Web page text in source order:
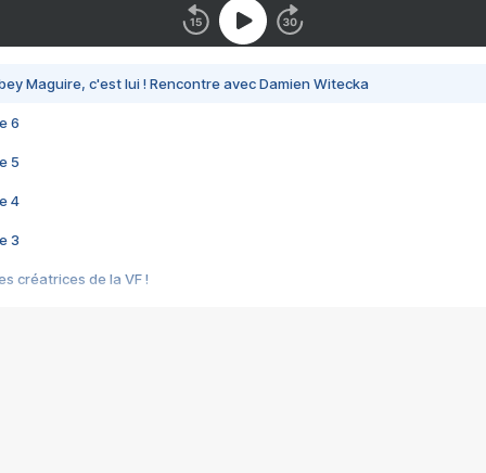
Maguire, c'est lui ! Rencontre avec Damien Witecka
6
5
4
3
créatrices de la VF !